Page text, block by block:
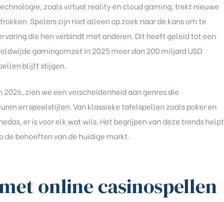
zoals virtual reality en cloud gaming, trekt nieuwe
Spelers zijn niet alleen op zoek naar de kans om te
die hen verbindt met anderen. Dit heeft geleid tot een
gamingomzet in 2025 meer dan 200 miljard USD
blijft stijgen.
zien we een verscheidenheid aan genres die
en speelstijlen. Van klassieke tafelspellen zoals poker en
er is voor elk wat wils. Het begrijpen van deze trends helpt
de behoeften van de huidige markt.
online casinospellen